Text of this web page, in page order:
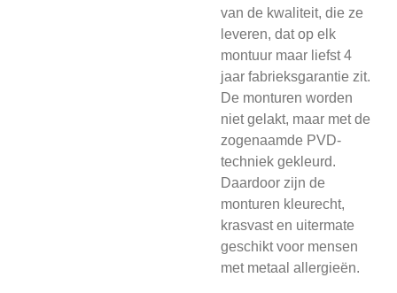
van de kwaliteit, die ze
leveren, dat op elk
montuur maar liefst 4
jaar fabrieksgarantie zit.
De monturen worden
niet gelakt, maar met de
zogenaamde PVD-
techniek gekleurd.
Daardoor zijn de
monturen kleurecht,
krasvast en uitermate
geschikt voor mensen
met metaal allergieën.